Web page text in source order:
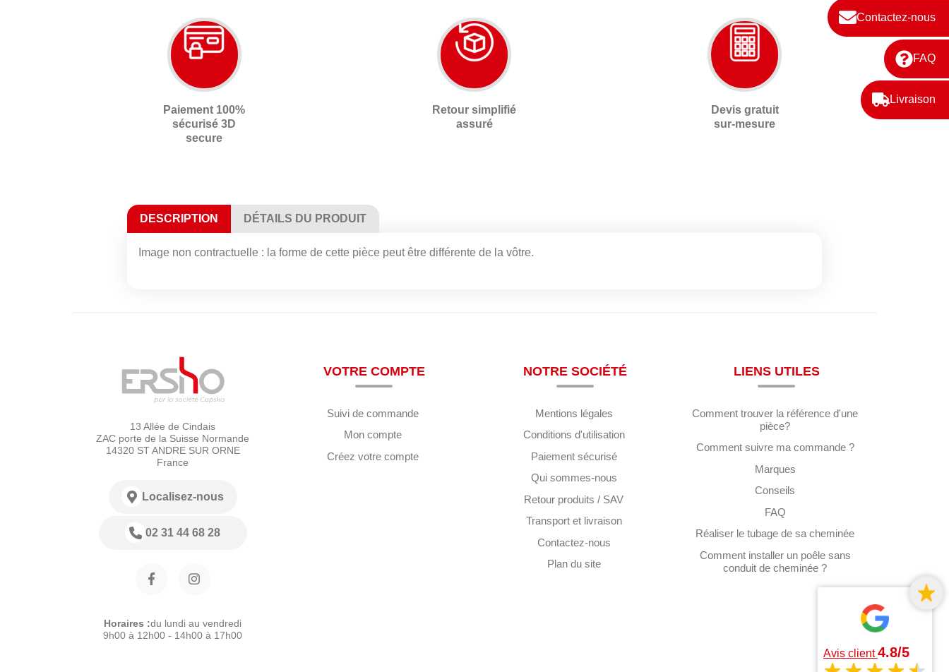
Avis client4.8/5
Contactez-nous
FAQ
Livraison
Paiement 100%
sécurisé 3D
secure
Retour simplifié
assuré
Devis gratuit
sur-mesure
DESCRIPTION DÉTAILS DU PRODUIT
Image non contractuelle : la forme de cette pièce peut être différente de la vôtre.
13 Allée de Cindais
ZAC porte de la Suisse Normande
14320 ST ANDRE SUR ORNE
France
Localisez-nous
02 31 44 68 28
Horaires :du lundi au vendredi
9h00 à 12h00 - 14h00 à 17h00
VOTRE COMPTE
Suivi de commande
Mon compte
Créez votre compte
NOTRE SOCIÉTÉ
Mentions légales
Conditions d'utilisation
Paiement sécurisé
Qui sommes-nous
Retour produits / SAV
Transport et livraison
Contactez-nous
Plan du site
LIENS UTILES
Comment trouver la référence d'une
pièce?
Comment suivre ma commande ?
Marques
Conseils
FAQ
Réaliser le tubage de sa cheminée
Comment installer un poêle sans
conduit de cheminée ?